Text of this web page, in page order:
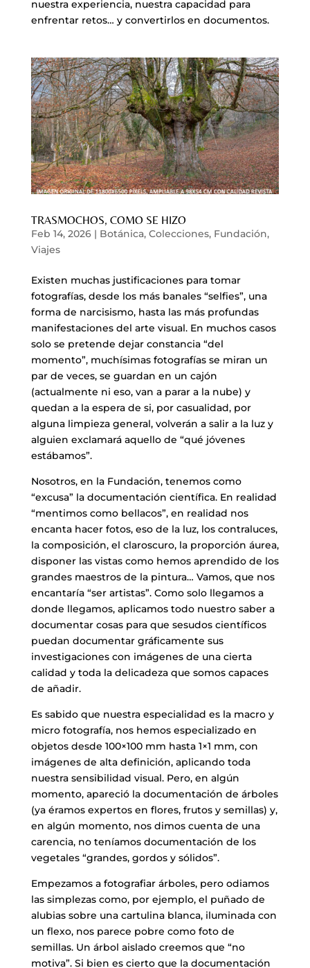
nuestra experiencia, nuestra capacidad para
enfrentar retos… y convertirlos en documentos.
TRASMOCHOS, COMO SE HIZO
Feb 14, 2026| Botánica, Colecciones, Fundación,
Viajes
Existen muchas justificaciones para tomar
fotografías, desde los más banales “selfies”, una
forma de narcisismo, hasta las más profundas
manifestaciones del arte visual. En muchos casos
solo se pretende dejar constancia “del
momento”, muchísimas fotografías se miran un
par de veces, se guardan en un cajón
(actualmente ni eso, van a parar a la nube) y
quedan a la espera de si, por casualidad, por
alguna limpieza general, volverán a salir a la luz y
alguien exclamará aquello de “qué jóvenes
estábamos”.
Nosotros, en la Fundación, tenemos como
“excusa” la documentación científica. En realidad
“mentimos como bellacos”, en realidad nos
encanta hacer fotos, eso de la luz, los contraluces,
la composición, el claroscuro, la proporción áurea,
disponer las vistas como hemos aprendido de los
grandes maestros de la pintura… Vamos, que nos
encantaría “ser artistas”. Como solo llegamos a
donde llegamos, aplicamos todo nuestro saber a
documentar cosas para que sesudos científicos
puedan documentar gráficamente sus
investigaciones con imágenes de una cierta
calidad y toda la delicadeza que somos capaces
de añadir.
Es sabido que nuestra especialidad es la macro y
micro fotografía, nos hemos especializado en
objetos desde 100×100 mm hasta 1×1 mm, con
imágenes de alta definición, aplicando toda
nuestra sensibilidad visual. Pero, en algún
momento, apareció la documentación de árboles
(ya éramos expertos en flores, frutos y semillas) y,
en algún momento, nos dimos cuenta de una
carencia, no teníamos documentación de los
vegetales “grandes, gordos y sólidos”.
Empezamos a fotografiar árboles, pero odiamos
las simplezas como, por ejemplo, el puñado de
alubias sobre una cartulina blanca, iluminada con
un flexo, nos parece pobre como foto de
semillas. Un árbol aislado creemos que “no
motiva”. Si bien es cierto que la documentación